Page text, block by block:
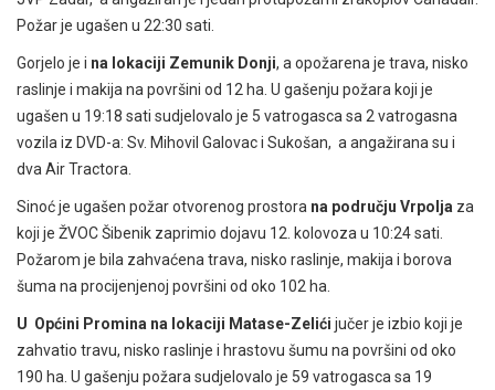
Požar je ugašen u 22:30 sati.
Gorjelo je i na lokaciji Zemunik Donji, a opožarena je trava, nisko
raslinje i makija na površini od 12 ha. U gašenju požara koji je
ugašen u 19:18 sati sudjelovalo je 5 vatrogasca sa 2 vatrogasna
vozila iz DVD-a: Sv. Mihovil Galovac i Sukošan, a angažirana su i
dva Air Tractora.
Sinoć je ugašen požar otvorenog prostora na području Vrpolja za
koji je ŽVOC Šibenik zaprimio dojavu 12. kolovoza u 10:24 sati.
Požarom je bila zahvaćena trava, nisko raslinje, makija i borova
šuma na procijenjenoj površini od oko 102 ha.
U Općini Promina na lokaciji Matase-Zelići jučer je izbio koji je
zahvatio travu, nisko raslinje i hrastovu šumu na površini od oko
190 ha. U gašenju požara sudjelovalo je 59 vatrogasca sa 19